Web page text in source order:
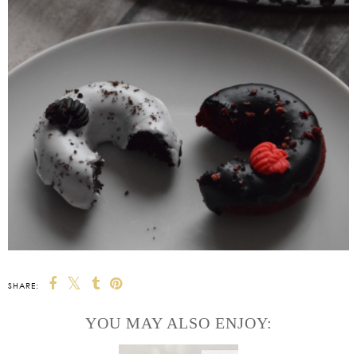
SHARE:
YOU MAY ALSO ENJOY: